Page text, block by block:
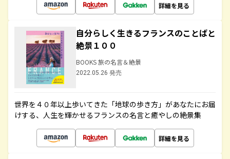
詳細を見る
自分らしく生きるフランスのことばと
絶景１００
BOOKS 旅の名言＆絶景
2022.05.26 発売
世界を４０年以上歩いてきた「地球の歩き方」があなたにお届
けする、人生を輝かせるフランスの名言と癒やしの絶景集
詳細を見る